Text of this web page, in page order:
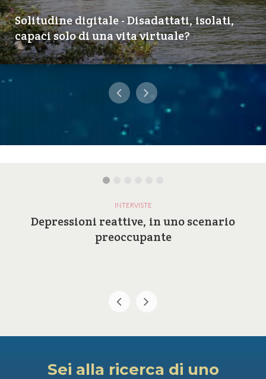
Solitudine digitale - Disadattati, isolati,
capaci solo di una vita virtuale?
INTERVISTE
Depressioni reattive, in uno scenario
preoccupante
Sei alla ricerca di uno